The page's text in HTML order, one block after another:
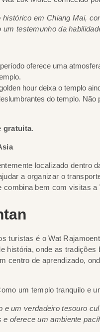
em Chiang Mai,
testemunho da
oferece uma
hour deixa o templo
do templo.
gratuita.
localizado dentro
a organizar o
combina bem com visitas a
turistas é o Wat
história, onde as
centro de aprendizado,
e um verdadeiro tesouro
e oferece um ambiente